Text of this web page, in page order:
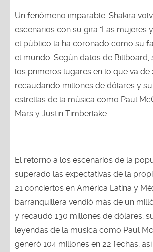
Un fenómeno imparable. Shakira
escenarios con su gira "Las mujeres
el público la ha coronado como su
el mundo. Según datos de Billboard,
los primeros lugares en lo que va de
recaudando millones de dólares y
estrellas de la música como Paul
Mars y Justin Timberlake.
El retorno a los escenarios de la
superado las expectativas de la
21 conciertos en América Latina y
barranquillera vendió más de un
y recaudó 130 millones de dólares,
leyendas de la música como Paul
generó 104 millones en 22 fechas,